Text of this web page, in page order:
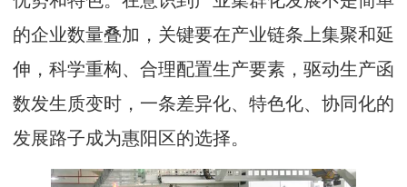
的企业数量叠加，关键要在产业链条上集聚和延
伸，科学重构、合理配置生产要素，驱动生产函
数发生质变时，一条差异化、特色化、协同化的
发展路子成为惠阳区的选择。